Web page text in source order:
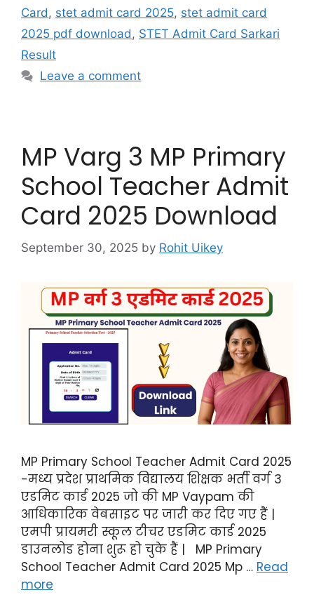
Card, stet admit card 2025, stet admit card
2025 pdf download, STET Admit Card Sarkari
Result
Leave a comment
MP Varg 3 MP Primary
School Teacher Admit
Card 2025 Download
September 30, 2025 by Rohit Uikey
MP Primary School Teacher Admit Card 2025
-मध्य प्रदेश प्राथमिक विद्यालय शिक्षक भर्ती वर्ग 3
एडमिट कार्ड 2025 जो की MP Vaypam की
आधिकारिक वेबसाइट पर जारी कर दिए गए हैं |
एमपी प्रायमरी स्कूल टीचर एडमिट कार्ड 2025
डाउनलोड होना शुरू हो चुके हैं | MP Primary
School Teacher Admit Card 2025 Mp … Read
more